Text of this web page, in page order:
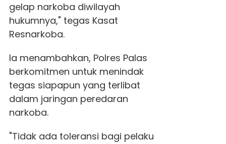
gelap narkoba diwilayah
hukumnya," tegas Kasat
Resnarkoba.
Ia menambahkan, Polres Palas
berkomitmen untuk menindak
tegas siapapun yang terlibat
dalam jaringan peredaran
narkoba.
"Tidak ada toleransi bagi pelaku